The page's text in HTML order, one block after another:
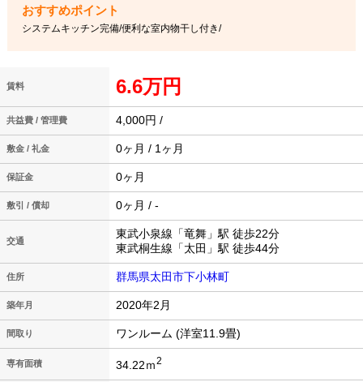
システムキッチン完備/便利な室内物干し付き/
賃料 6.6万円
共益費 / 管理費 4,000円 /
敷金 / 礼金 0ヶ月 / 1ヶ月
保証金 0ヶ月
敷引 / 償却 0ヶ月 / -
交通
東武小泉線「竜舞」駅 徒歩22分
東武桐生線「太田」駅 徒歩44分
住所 群馬県太田市下小林町
築年月 2020年2月
間取り ワンルーム (洋室11.9畳)
専有面積 34.22ｍ2